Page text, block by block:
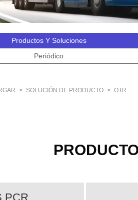
Productos Y Soluciones
Periódico
> SOLUCIÓN DE PRODUCTO > OTR
PCR